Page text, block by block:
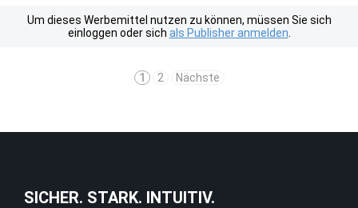
Um dieses Werbemittel nutzen zu können, müssen Sie sich
einloggen oder sich als Publisher anmelden
1 2 Nächste
SICHER. STARK. INTUITIV.